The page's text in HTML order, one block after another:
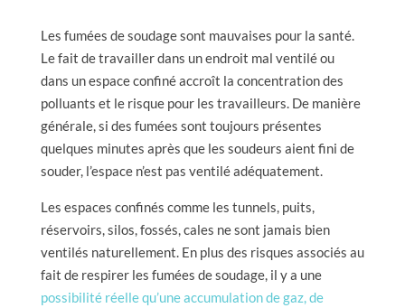
Les fumées de soudage sont mauvaises pour la santé.
Le fait de travailler dans un endroit mal ventilé ou
dans un espace confiné accroît la concentration des
polluants et le risque pour les travailleurs. De manière
générale, si des fumées sont toujours présentes
quelques minutes après que les soudeurs aient fini de
souder, l’espace n’est pas ventilé adéquatement.
Les espaces confinés comme les tunnels, puits,
réservoirs, silos, fossés, cales ne sont jamais bien
ventilés naturellement. En plus des risques associés au
fait de respirer les fumées de soudage, il y a une
possibilité réelle qu’une accumulation de gaz, de